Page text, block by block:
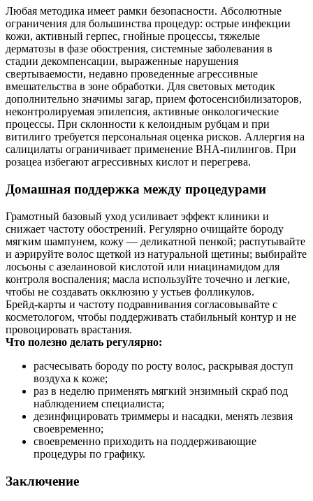
Любая методика имеет рамки безопасности. Абсолютные
ограничения для большинства процедур: острые инфекции
кожи, активный герпес, гнойные процессы, тяжелые
дерматозы в фазе обострения, системные заболевания в
стадии декомпенсации, выраженные нарушения
свертываемости, недавно проведенные агрессивные
вмешательства в зоне обработки. Для световых методик
дополнительно значимы загар, прием фотосенсибилизаторов,
неконтролируемая эпилепсия, активные онкологические
процессы. При склонности к келоидным рубцам и при
витилиго требуется персональная оценка рисков. Аллергия на
салицилаты ограничивает применение ВНА‑пилингов. При
розацеа избегают агрессивных кислот и перегрева.
Домашная поддержка между процедурами
Грамотный базовый уход усиливает эффект клиники и
снижает частоту обострений. Регулярно очищайте бороду
мягким шампунем, кожу — деликатной пенкой; распутывайте
и аэрируйте волос щеткой из натуральной щетины; выбирайте
лосьоны с азелаиновой кислотой или ниацинамидом для
контроля воспаления; масла используйте точечно и легкие,
чтобы не создавать окклюзию у устьев фолликулов.
Брейд‑карты и частоту подравнивания согласовывайте с
косметологом, чтобы поддерживать стабильный контур и не
провоцировать врастания.
Что полезно делать регулярно:
расчесывать бороду по росту волос, раскрывая доступ
воздуха к коже;
раз в неделю применять мягкий энзимный скраб под
наблюдением специалиста;
дезинфицировать триммеры и насадки, менять лезвия
своевременно;
своевременно приходить на поддерживающие
процедуры по графику.
Заключение